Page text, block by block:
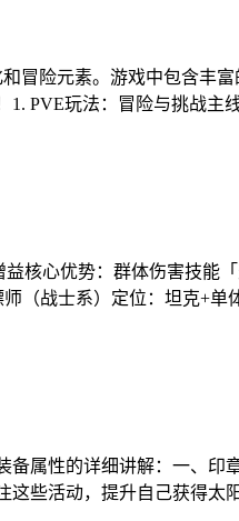
冒险元素。游戏中包含丰
PVE玩法：冒险与挑战主
核心优势：群体伤害技能
（战士系）定位：坦克+单
属性的详细讲解：一、
些活动，提升自己获得太